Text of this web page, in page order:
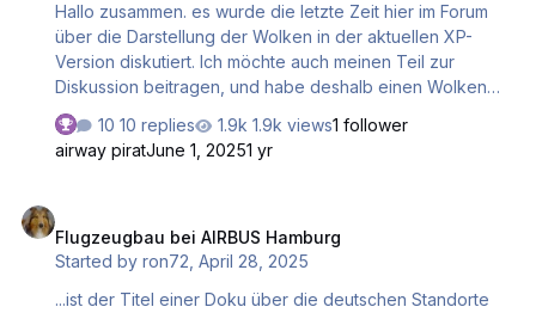
Hallo zusammen. es wurde die letzte Zeit hier im Forum
über die Darstellung der Wolken in der aktuellen XP-
Version diskutiert. Ich möchte auch meinen Teil zur
Diskussion beitragen, und habe deshalb einen Wolken
Testflug durchgeführt. Meine Meinung zum aktuellen
Stand: hier im Video zu sehen. Gruß Hermann
10 replies 1.9k views1 follower
airway piratJune 1, 20251 yr
Flugzeugbau bei AIRBUS Hamburg
Started byron72 ,April 28, 2025
...ist der Titel einer Doku über die deutschen Standorte